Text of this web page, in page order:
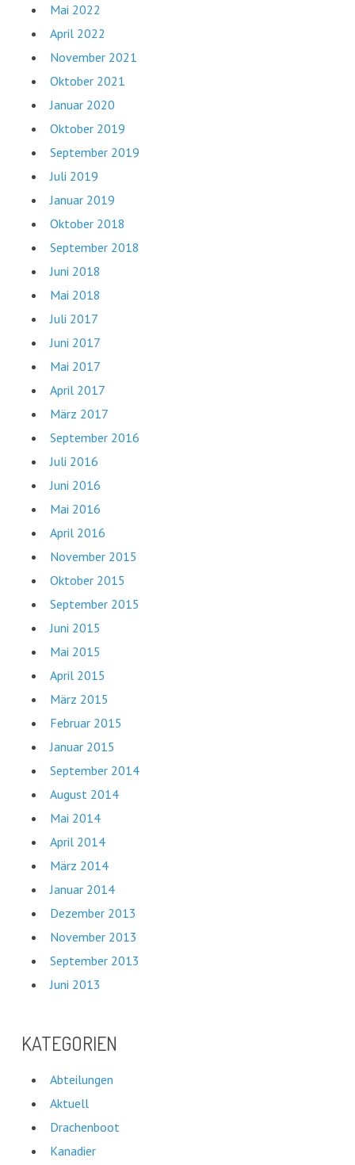
Mai 2022
April 2022
November 2021
Oktober 2021
Januar 2020
Oktober 2019
September 2019
Juli 2019
Januar 2019
Oktober 2018
September 2018
Juni 2018
Mai 2018
Juli 2017
Juni 2017
Mai 2017
April 2017
März 2017
September 2016
Juli 2016
Juni 2016
Mai 2016
April 2016
November 2015
Oktober 2015
September 2015
Juni 2015
Mai 2015
April 2015
März 2015
Februar 2015
Januar 2015
September 2014
August 2014
Mai 2014
April 2014
März 2014
Januar 2014
Dezember 2013
November 2013
September 2013
Juni 2013
KATEGORIEN
Abteilungen
Aktuell
Drachenboot
Kanadier